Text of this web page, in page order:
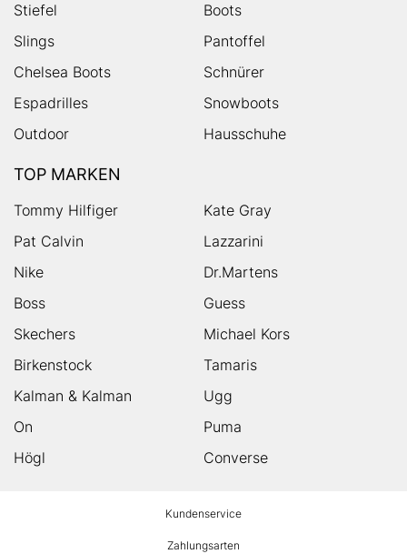
Stiefel
Boots
Slings
Pantoffel
Chelsea Boots
Schnürer
Espadrilles
Snowboots
Outdoor
Hausschuhe
TOP MARKEN
Tommy Hilfiger
Kate Gray
Pat Calvin
Lazzarini
Nike
Dr.Martens
Boss
Guess
Skechers
Michael Kors
Birkenstock
Tamaris
Kalman & Kalman
Ugg
On
Puma
Högl
Converse
Kundenservice
Zahlungsarten